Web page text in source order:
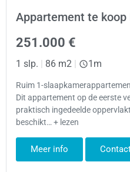
Appartement te koop
251.000 €
1 slp. | 86 m2 | 1m
Ruim 1-
Dit appartement op de eerste
praktisch ingedeelde
beschikt… + lezen
Meer info